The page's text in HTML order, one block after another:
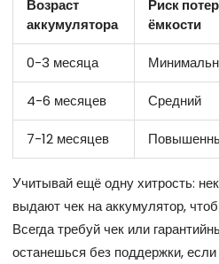
Возраст
аккумулятора
Риск
ёмкости
0-3 месяца
4-6 месяцев Средний
7-12 месяцев
Учитывай ещё одну хитрость:
выдают чек на аккумулятор,
Всегда требуй чек или
останешься без поддержки,